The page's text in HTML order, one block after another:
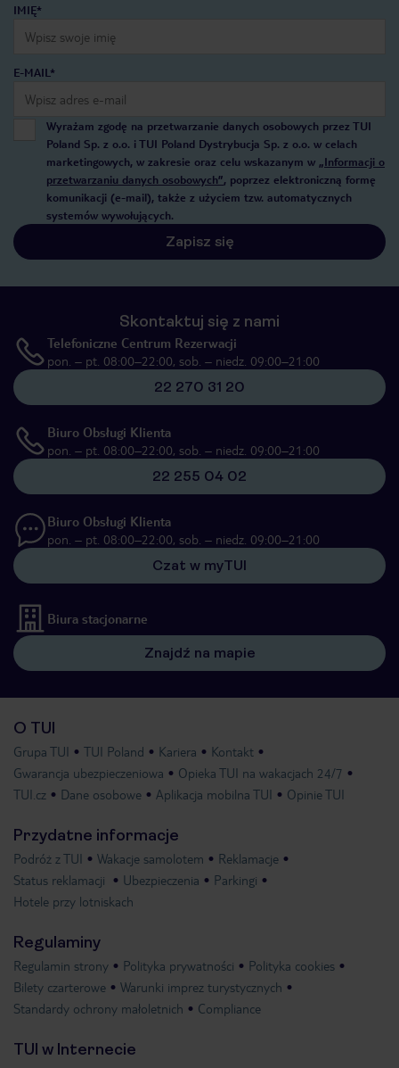
IMIĘ*
E-MAIL*
Wyrażam zgodę na przetwarzanie danych osobowych przez TUI
Poland Sp. z o.o. i TUI Poland Dystrybucja Sp. z o.o. w celach
marketingowych, w zakresie oraz celu wskazanym w „Informacji o
przetwarzaniu danych osobowych”, poprzez elektroniczną formę
komunikacji (e-mail), także z użyciem tzw. automatycznych
systemów wywołujących.
Zapisz się
Skontaktuj się z nami
Telefoniczne Centrum Rezerwacji
pon. – pt. 08:00–22:00, sob. – niedz. 09:00–21:00
22 270 31 20
Biuro Obsługi Klienta
pon. – pt. 08:00–22:00, sob. – niedz. 09:00–21:00
22 255 04 02
Biuro Obsługi Klienta
pon. – pt. 08:00–22:00, sob. – niedz. 09:00–21:00
Czat w myTUI
Biura stacjonarne
Znajdź na mapie
O TUI
Grupa TUI TUI Poland Kariera
Kontakt
Gwarancja ubezpieczeniowa
Opieka TUI na wakacjach 24/7
TUI.cz
Dane osobowe Aplikacja mobilna TUI Opinie TUI
Przydatne informacje
Podróż z TUI Wakacje samolotem
Reklamacje
Status reklamacji
Ubezpieczenia
Parkingi
Hotele przy lotniskach
Regulaminy
Regulamin strony Polityka prywatności
Polityka cookies
Bilety czarterowe
Warunki imprez turystycznych
Standardy ochrony małoletnich
Compliance
TUI w Internecie